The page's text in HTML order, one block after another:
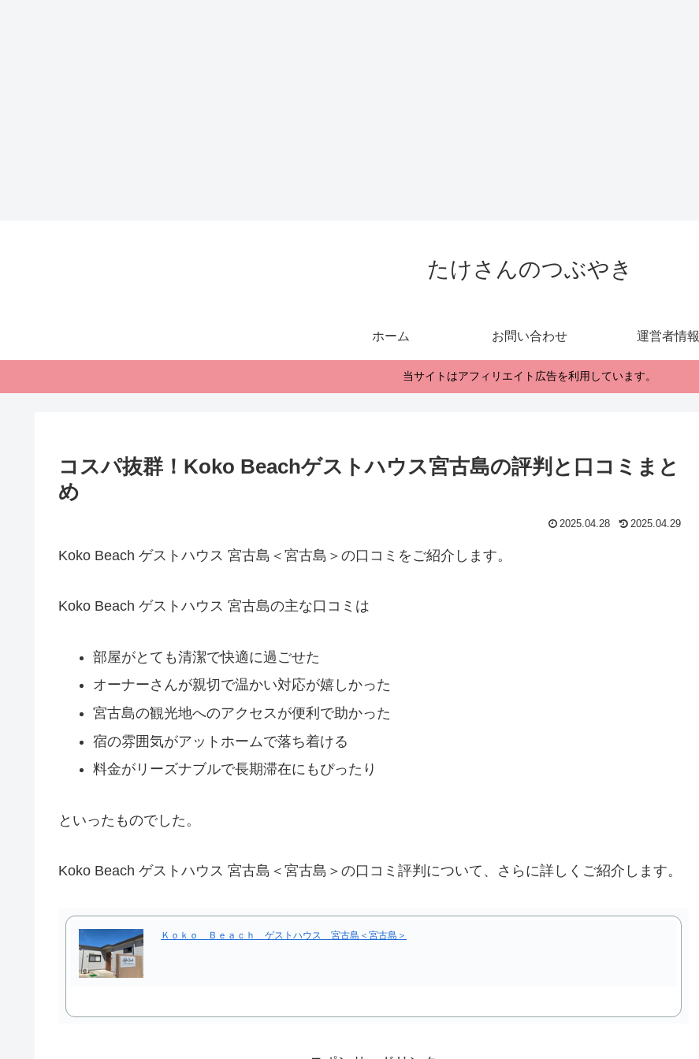
たけさんのつぶやき
ホーム お問い合わせ 運営者情報
当サイトはアフィリエイト広告を利用しています。
コスパ抜群！Koko Beachゲストハウス宮古島の評判と口コミまと
め
2025.04.28 2025.04.29
Koko Beach ゲストハウス 宮古島＜宮古島＞の口コミをご紹介します。
Koko Beach ゲストハウス 宮古島の主な口コミは
部屋がとても清潔で快適に過ごせた
オーナーさんが親切で温かい対応が嬉しかった
宮古島の観光地へのアクセスが便利で助かった
宿の雰囲気がアットホームで落ち着ける
料金がリーズナブルで長期滞在にもぴったり
といったものでした。
Koko Beach ゲストハウス 宮古島＜宮古島＞の口コミ評判について、さらに詳しくご紹介します。
Ｋｏｋｏ Ｂｅａｃｈ ゲストハウス 宮古島＜宮古島＞